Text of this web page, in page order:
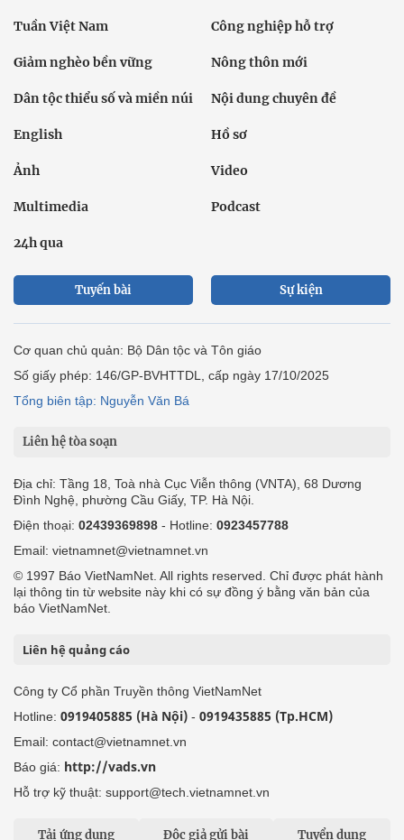
Tuần Việt Nam Công nghiệp hỗ trợ
Giảm nghèo bền vững Nông thôn mới
Dân tộc thiểu số và miền núi Nội dung chuyên đề
English Hồ sơ
Ảnh Video
Multimedia Podcast
24h qua
Tuyến bài Sự kiện
Cơ quan chủ quản: Bộ Dân tộc và Tôn giáo
Số giấy phép: 146/GP-BVHTTDL, cấp ngày 17/10/2025
Tổng biên tập: Nguyễn Văn Bá
Liên hệ tòa soạn
Địa chỉ: Tầng 18, Toà nhà Cục Viễn thông (VNTA), 68 Dương
Đình Nghệ, phường Cầu Giấy, TP. Hà Nội.
Điện thoại: 02439369898 - Hotline: 0923457788
Email: vietnamnet@vietnamnet.vn
© 1997 Báo VietNamNet. All rights reserved. Chỉ được phát hành
lại thông tin từ website này khi có sự đồng ý bằng văn bản của
báo VietNamNet.
Liên hệ quảng cáo
Công ty Cổ phần Truyền thông VietNamNet
Hotline: 0919405885 (Hà Nội) - 0919435885 (Tp.HCM)
Email: contact@vietnamnet.vn
Báo giá: http://vads.vn
Hỗ trợ kỹ thuật: support@tech.vietnamnet.vn
Tải ứng dụng Độc giả gửi bài Tuyển dụng